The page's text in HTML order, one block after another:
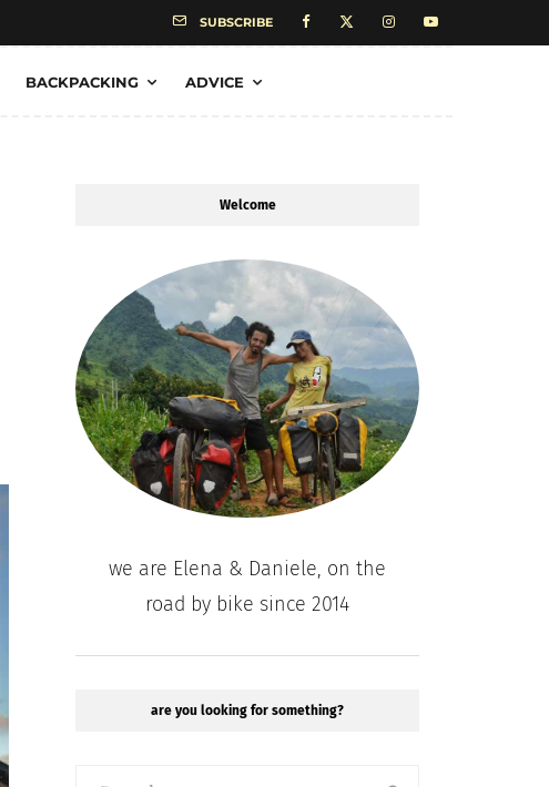
SUBSCRIBE
BACKPACKING ADVICE
Welcome
we are Elena & Daniele, on the
road by bike since 2014
are you looking for something?